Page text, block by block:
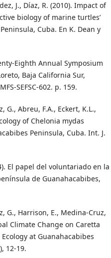
J., Díaz, R. (2010). Impact of
biology of marine turtles’
Cuba. En K. Dean y
Eighth Annual Symposium
Baja California Sur,
SEFSC-602. p. 159.
G., Abreu, F.A., Eckert, K.L.,
of Chelonia mydas
Peninsula, Cuba. Int. J.
El papel del voluntariado en la
de Guanahacabibes,
G., Harrison, E., Medina-Cruz,
Climate Change on Caretta
at Guanahacabibes
12-19.